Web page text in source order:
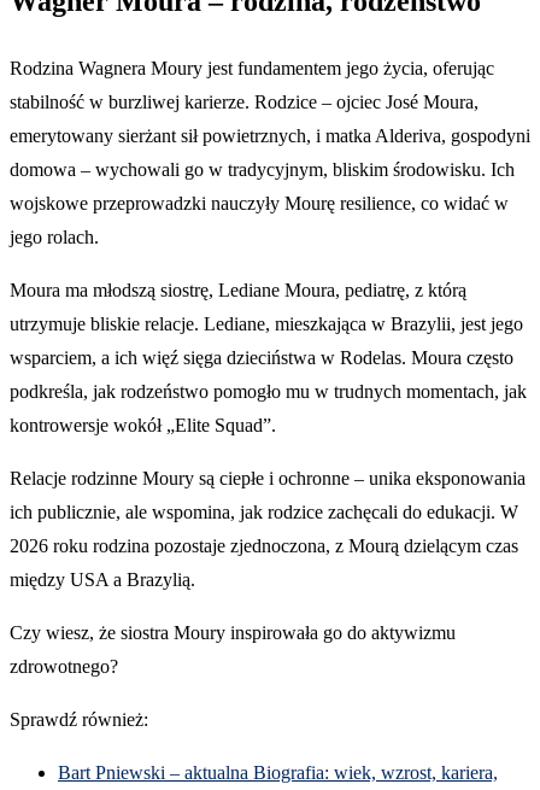
Rodzina Wagnera Moury jest fundamentem jego życia, oferując
stabilność w burzliwej karierze. Rodzice – ojciec José Moura,
emerytowany sierżant sił powietrznych, i matka Alderiva, gospodyni
domowa – wychowali go w tradycyjnym, bliskim środowisku. Ich
wojskowe przeprowadzki nauczyły Mourę resilience, co widać w
jego rolach.
Moura ma młodszą siostrę, Lediane Moura, pediatrę, z którą
utrzymuje bliskie relacje. Lediane, mieszkająca w Brazylii, jest jego
wsparciem, a ich więź sięga dzieciństwa w Rodelas. Moura często
podkreśla, jak rodzeństwo pomogło mu w trudnych momentach, jak
kontrowersje wokół „Elite Squad”.
Relacje rodzinne Moury są ciepłe i ochronne – unika eksponowania
ich publicznie, ale wspomina, jak rodzice zachęcali do edukacji. W
2026 roku rodzina pozostaje zjednoczona, z Mourą dzielącym czas
między USA a Brazylią.
Czy wiesz, że siostra Moury inspirowała go do aktywizmu
zdrowotnego?
Sprawdź również:
Bart Pniewski – aktualna Biografia: wiek, wzrost, kariera,